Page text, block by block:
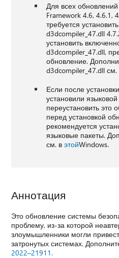
Для всех
Framework 4.6, 4.6.1,
требуется
d3dcompiler_47.dll
установить
d3dcompiler_47.dll,
обновление.
d3dcompiler_47.dll см.
Если после
установили
переустановить это
перед установкой
рекомендуется
языковые пакеты.
см. в этойWindows.
Аннотация
Это обновление системы
проблему, из-за которой
злоумышленники могли
затронутых системах.
2022–21911.